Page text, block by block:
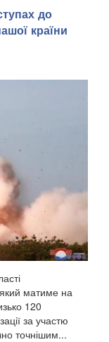
до
країни
який матиме на
120
за участю
точнішим...